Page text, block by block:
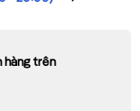
hàng trên